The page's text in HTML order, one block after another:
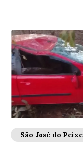
São José do Peixe